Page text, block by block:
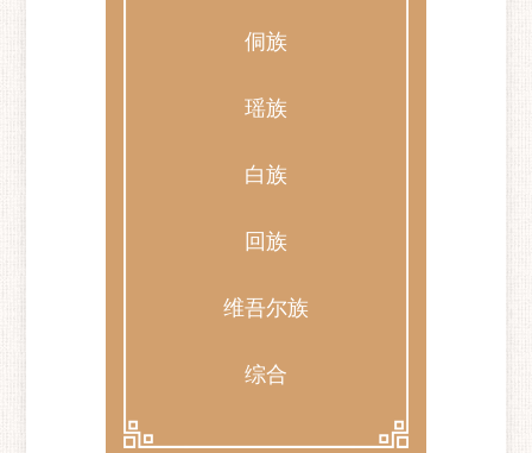
侗族
瑶族
白族
回族
维吾尔族
综合